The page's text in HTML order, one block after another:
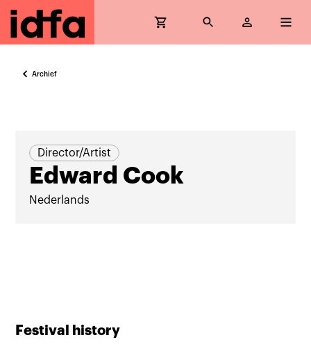
Archief
Director/Artist
Edward Cook
Nederlands
Festival history